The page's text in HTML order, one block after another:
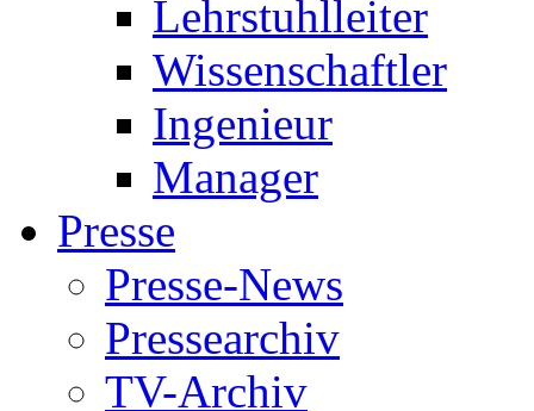
Lehrstuhlleiter
Wissenschaftler
Ingenieur
Manager
Presse
Presse-News
Pressearchiv
TV-Archiv